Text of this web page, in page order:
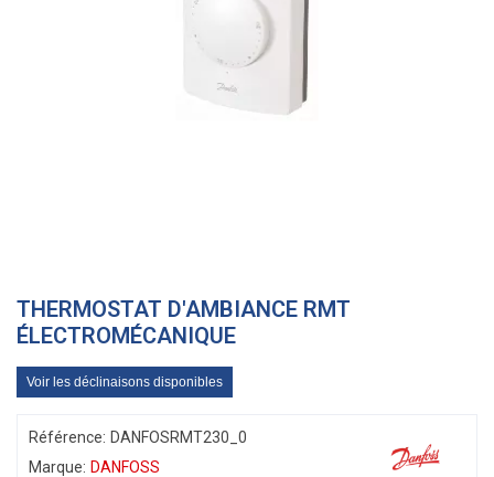
THERMOSTAT D'AMBIANCE RMT
ÉLECTROMÉCANIQUE
Voir les déclinaisons disponibles
Référence: DANFOSRMT230_0
Marque: DANFOSS